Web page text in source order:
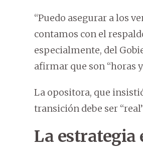
“Puedo asegurar a los
contamos con el
especialmente, del
afirmar que son “horas
La opositora, que
transición debe ser
La estrategia